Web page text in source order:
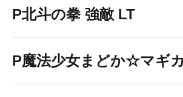
P北斗の拳 強敵 LT
P魔法少女まどか☆マギ